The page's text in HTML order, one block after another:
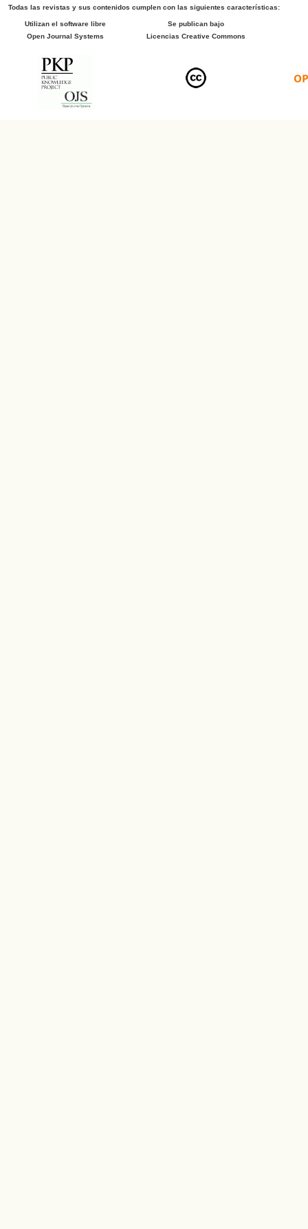
Todas las revistas y sus contenidos cumplen con las siguientes características:
Utilizan el software libre
Open Journal Systems
Se publican bajo
Licencias Creative Commons